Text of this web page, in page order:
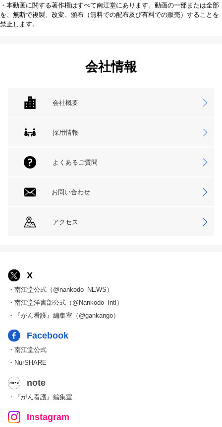
・本動画に関する著作権はすべて南江堂にあります。動画の一部または全部
を、無断で複製、改変、頒布（無料での配布及び有料での販売）することを
禁止します。
会社情報
会社概要
採用情報
よくあるご質問
お問い合わせ
アクセス
X
・南江堂公式（@nankodo_NEWS）
・南江堂洋書部公式（@Nankodo_Intl）
・『がん看護』編集室（@gankango）
Facebook
・南江堂公式
・NurSHARE
note
・『がん看護』編集室
Instagram